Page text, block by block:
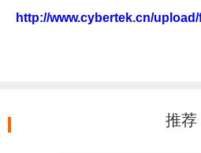
http://www.cybertek.cn/
推荐